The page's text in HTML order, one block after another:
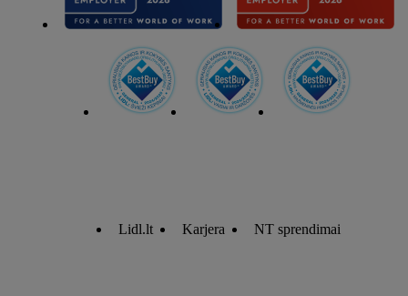
Lidl.lt Karjera NT sprendimai